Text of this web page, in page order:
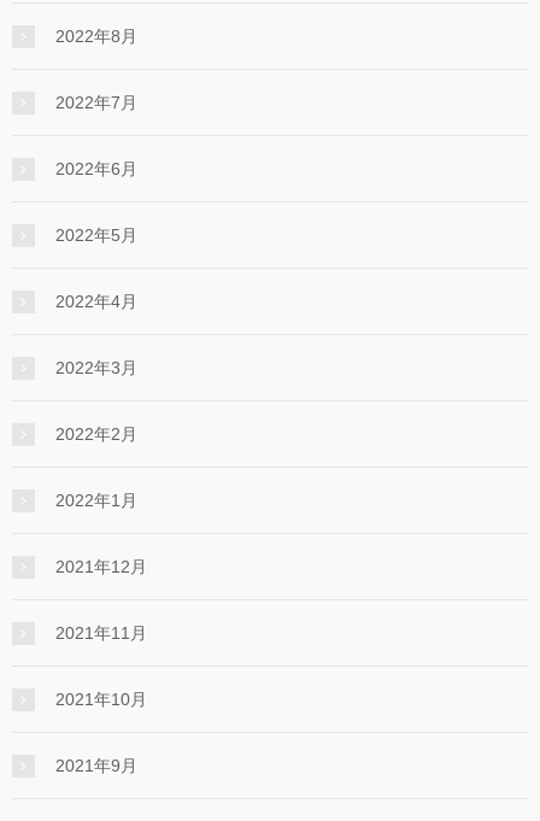
2022年8月
2022年7月
2022年6月
2022年5月
2022年4月
2022年3月
2022年2月
2022年1月
2021年12月
2021年11月
2021年10月
2021年9月